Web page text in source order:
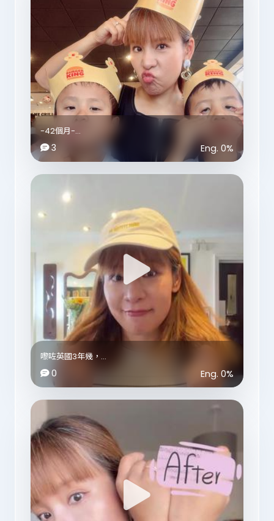
🚡Llandudno Cable Car
📍Happy Valley Llandudno, LL30 2LP
💷Adult: £15.5 for one way or £16 for return
Child: £13 for one way or £13.5 for return
Family(2 adults, 2 kids): £44 for one way or £46
for return
#llandudno
#northwales
#visitwales
#greatorme
#travelgram
-42個月-
估唔到七月會忙到一張正經嘅相都影唔到🫨
好多老師離開，亦有少少新人嚟到，
都係難忘嘅一個學年🎓
然後終於幫朋友處理好租屋嘅事情，
英國喺5月份修改政策之後，
令租屋過程增加咗唔少難度呢🏠
間唔時都有人問我仲有冇做化妝，
其實有㗎！不過只係非常有限度咁接…
英國唔似香港咁方便，隨時有老爺幫忙，
一定要就倒時間同距離，我先可以考慮💄
所以每個合作到嘅客人，
都係非常之有緣份啊💜
#42months
#uklife
整比老師嘅曲奇餅，
啲字全部都係BBs親手寫㗎📝
當然唔少得thank you cardssss💌
百厭仔x2🤭🤭
珍惜每一次工作嘅機會，
感恩又遇到溫柔體貼嘅新娘子👰🏻‍♀️
3 Eng. 0%
嚟咗英國3年幾，
試過3間本地嘅髮型屋，
亦試過3間亞洲人嘅髮型屋💈
有啲試完我又覺得唔太好。
最後尋尋覓覓，終於比我搵到一間，
地點、價錢、效果都滿意嘅髮型屋💜
Thanks millymayhair
#haircut #salon #uksalon
0 Eng. 0%